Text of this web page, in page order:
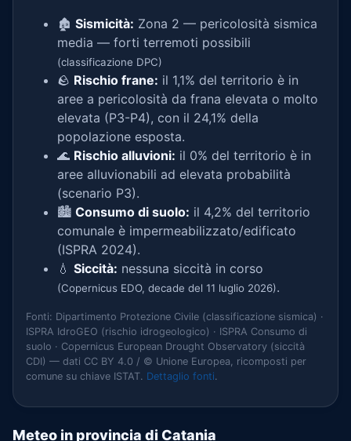
🏚️ Sismicità: Zona 2 — pericolosità sismica
media — forti terremoti possibili
(classificazione DPC)
🪨 Rischio frane: il 1,1% del territorio è in
aree a pericolosità da frana elevata o molto
elevata (P3-P4), con il 24,1% della
popolazione esposta.
🌊 Rischio alluvioni: il 0% del territorio è in
aree alluvionabili ad elevata probabilità
(scenario P3).
🏙️ Consumo di suolo: il 4,2% del territorio
comunale è impermeabilizzato/edificato
(ISPRA 2024).
💧 Siccità: nessuna siccità in corso
(Copernicus EDO, decade del 11 luglio 2026).
Fonti: Dipartimento Protezione Civile (classificazione sismica) ·
ISPRA IdroGEO (rischio idrogeologico) · ISPRA Consumo di
suolo · Copernicus European Drought Observatory (siccità
CDI) — dati CC BY 4.0 / © Unione Europea, ricomposti per
comune su chiave ISTAT. Dettaglio fonti.
Meteo in provincia di Catania